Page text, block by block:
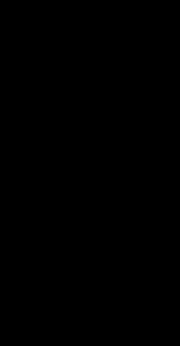
Ralf Forster
vermerkt.
ersten Vorstellung